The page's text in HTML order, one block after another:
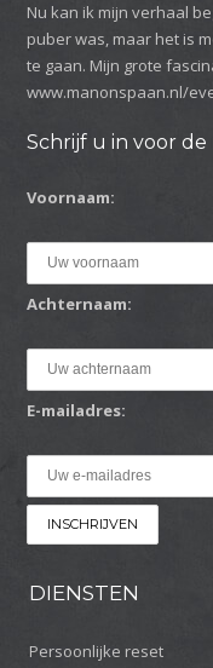
Nu kan ik mijn verhaal
puber was, maar het is
te gaan. Mijn grote
www.manonspaan.nl/
Schrijf u in voor de
Voornaam:
Achternaam:
E-mailadres:
DIENSTEN
Persoonlijke reset